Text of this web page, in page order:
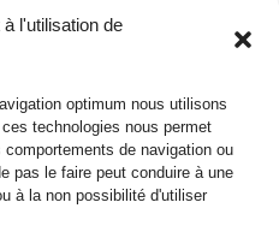
l'utilisation de
optimum nous utilisons
technologies nous permet
de navigation ou
pas le faire peut conduire à une
à la non possibilité d'utiliser
une Amérique post
et élite de la